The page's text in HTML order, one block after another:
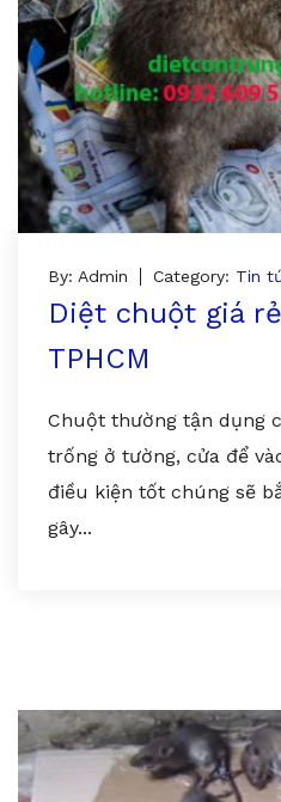
By: Admin Category: Tin
Diệt chuột giá
TPHCM
Chuột thường tận dụng
trống ở tường, cửa để
điều kiện tốt chúng sẽ
gây...